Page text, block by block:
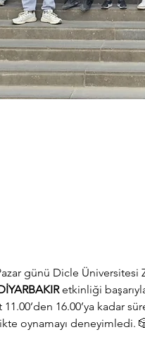
günü Dicle
etkinliği
11.00’den 16.00’ya
oynamayı deneyimledi.